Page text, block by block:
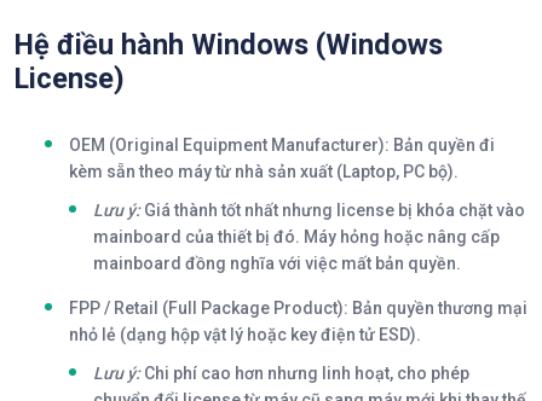
Hệ điều hành Windows (Windows
License)
OEM (Original Equipment Manufacturer): Bản quyền đi
kèm sẵn theo máy từ nhà sản xuất (Laptop, PC bộ).
Lưu ý:Giá thành tốt nhất nhưng license bị khóa chặt vào
mainboard của thiết bị đó. Máy hỏng hoặc nâng cấp
mainboard đồng nghĩa với việc mất bản quyền.
FPP / Retail (Full Package Product): Bản quyền thương mại
nhỏ lẻ (dạng hộp vật lý hoặc key điện tử ESD).
Lưu ý:Chi phí cao hơn nhưng linh hoạt, cho phép